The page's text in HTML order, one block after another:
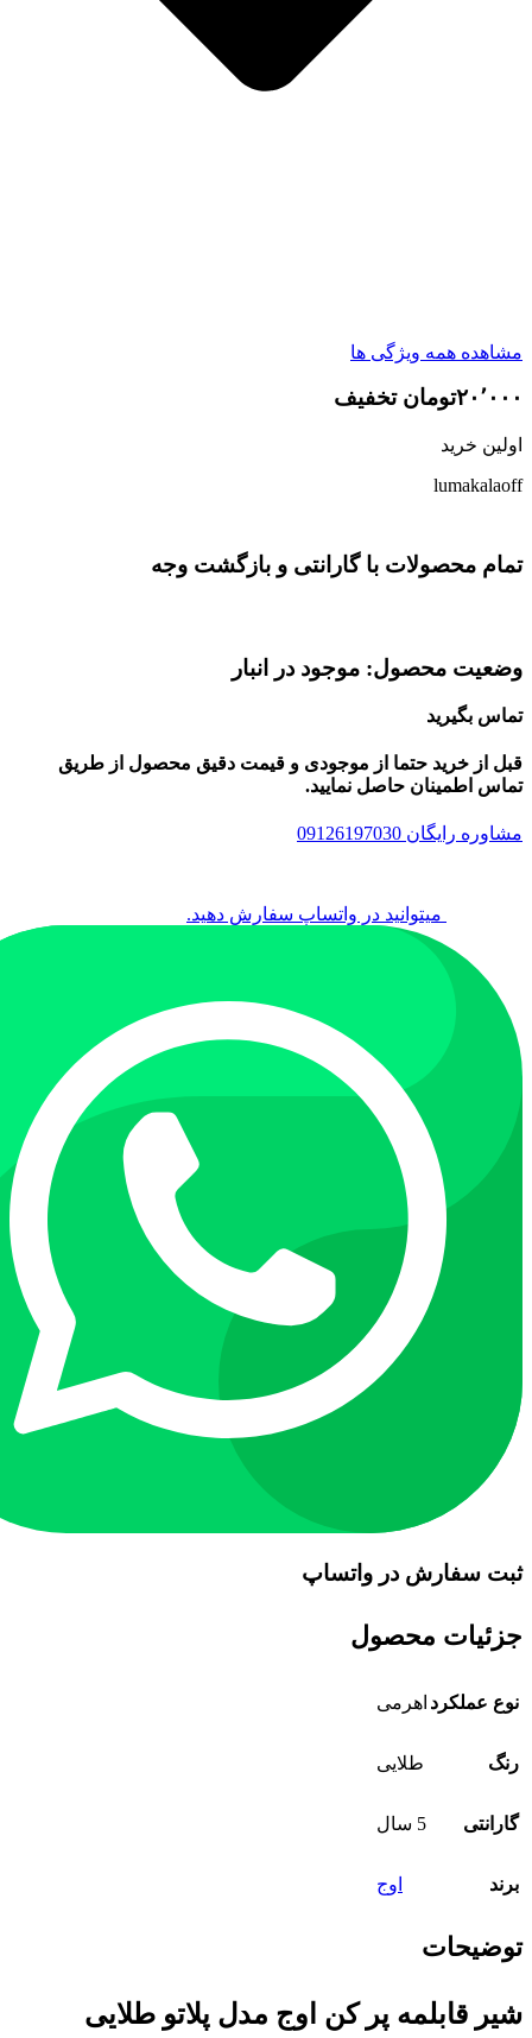
مشاهده همه ویژگی ها
۲۰٬۰۰۰تومان تخفیف
اولین خرید
lumakalaoff
تمام محصولات با گارانتی و بازگشت وجه
وضعیت محصول: موجود در انبار
تماس بگیرید
قبل از خرید حتما از موجودی و قیمت دقیق محصول از طریق
تماس اطمینان حاصل نمایید.
مشاوره رایگان 09126197030
میتوانید در واتساپ سفارش دهید.
ثبت سفارش در واتساپ
جزئیات محصول
نوع عملکرد اهرمی
رنگ طلایی
گارانتی 5 سال
برند اوج
توضیحات
شیر قابلمه پر کن اوج مدل پلاتو طلایی